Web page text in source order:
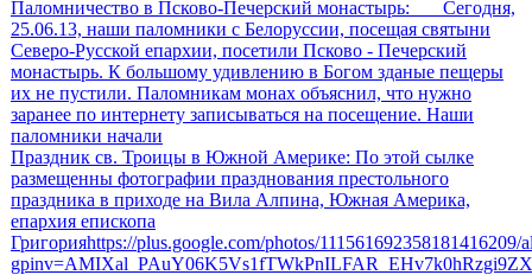
Паломничество в Псково-Печерский монастырь: Сегодня,
25.06.13, наши паломники с Белоруссии, посещая святыни
Северо-Русской епархии, посетили Псково - Печерский
монастырь. К большому удивлению в Богом зданые пещеры
их не пустили. Паломникам монах объяснил, что нужно
заранее по интернету записываться на посещение. Наши
паломники начали
Праздник св. Троицы в Южной Америке: По этой сылке
размещенны фотографии празднования престольного
праздника в приходе на Вила Алпина, Южная Америка,
епархия епископа
Григорияhttps://plus.google.com/photos/111561692358181416209/